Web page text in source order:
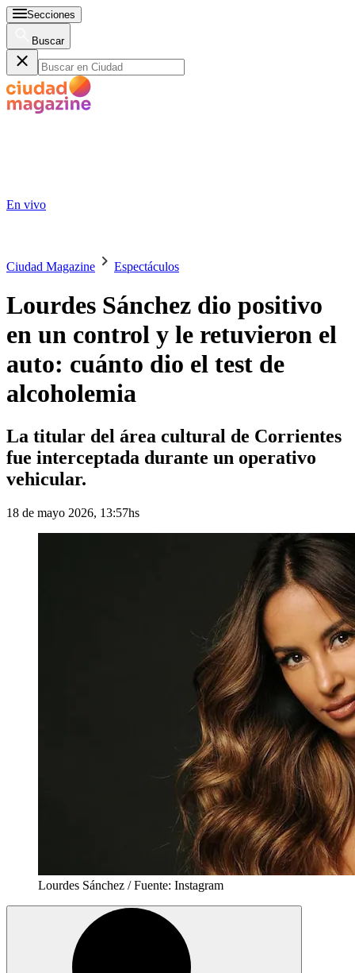
Secciones
Buscar
En vivo
Ciudad Magazine Espectáculos
Lourdes Sánchez dio positivo
en un control y le retuvieron el
auto: cuánto dio el test de
alcoholemia
La titular del área cultural de Corrientes
fue interceptada durante un operativo
vehicular.
18 de mayo 2026, 13:57hs
Lourdes Sánchez / Fuente: Instagram